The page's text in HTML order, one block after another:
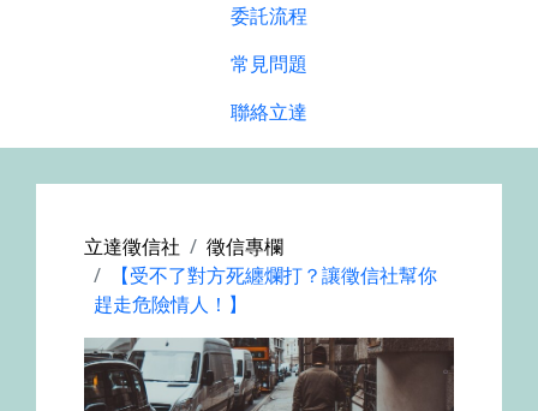
委託流程
常見問題
聯絡立達
立達徵信社
徵信專欄
【受不了對方死纏爛打？讓徵信社幫你
趕走危險情人！】